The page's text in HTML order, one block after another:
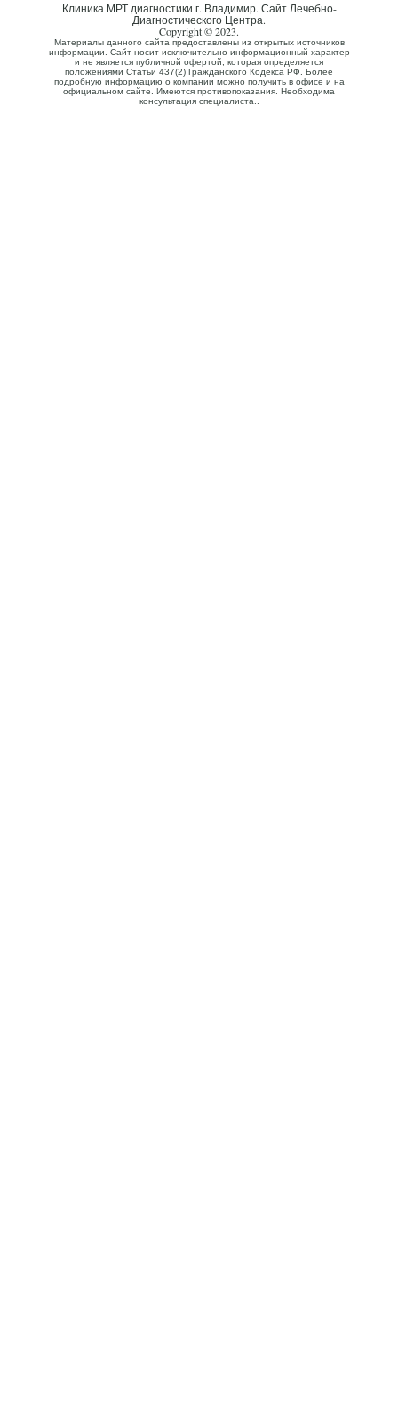
Клиника МРТ диагностики г. Владимир. Сайт Лечебно-
Диагностического Центра.
Copyright © 2023.
Материалы данного сайта предоставлены из открытых источников
информации. Сайт носит исключительно информационный характер
и не является публичной офертой, которая определяется
положениями Статьи 437(2) Гражданского Кодекса РФ. Более
подробную информацию о компании можно получить в офисе и на
официальном сайте. Имеются противопоказания. Необходима
консультация специалиста..